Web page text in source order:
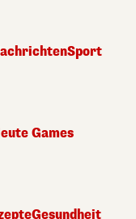
Sport
Games
Gesundheit